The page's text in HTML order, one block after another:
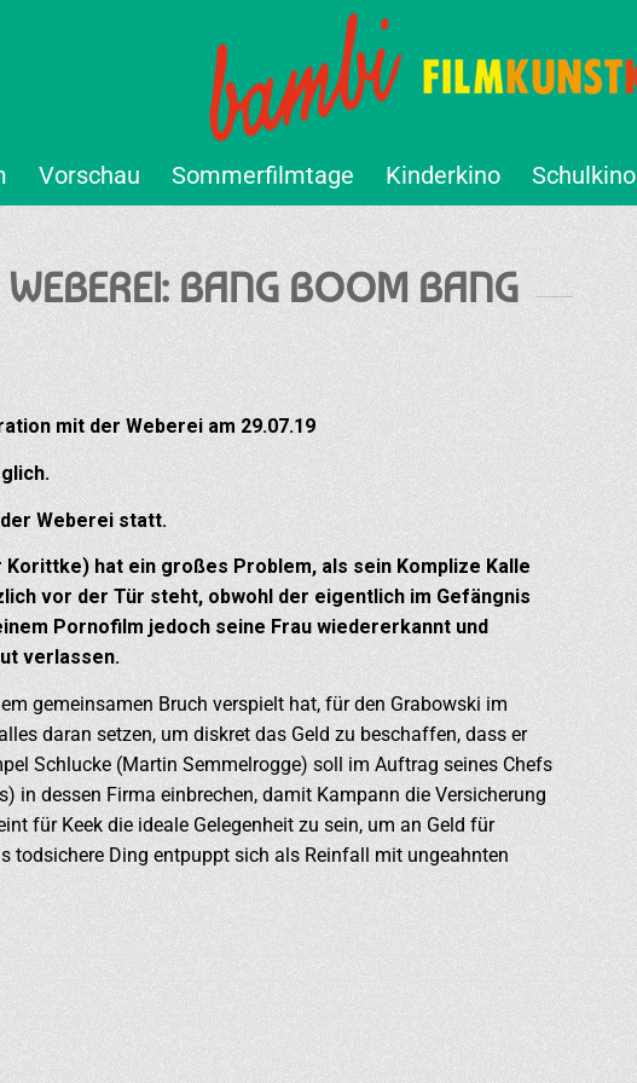
Vorschau Sommerfilmtage Kinderkino Schulkino
BANG BOOM BANG
mit der Weberei am 29.07.19
Weberei statt.
Korittke) hat ein großes Problem, als sein Komplize Kalle
vor der Tür steht, obwohl der eigentlich im Gefängnis
Pornofilm jedoch seine Frau wiedererkannt und
verlassen.
gemeinsamen Bruch verspielt hat, für den Grabowski im
daran setzen, um diskret das Geld zu beschaffen, dass er
Schlucke (Martin Semmelrogge) soll im Auftrag seines Chefs
in dessen Firma einbrechen, damit Kampann die Versicherung
für Keek die ideale Gelegenheit zu sein, um an Geld für
todsichere Ding entpuppt sich als Reinfall mit ungeahnten